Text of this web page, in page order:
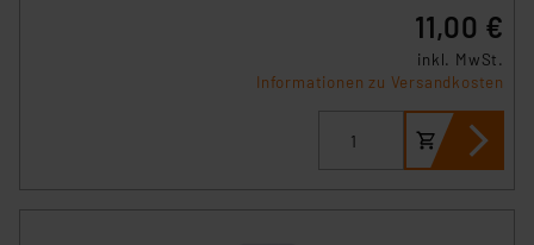
11,00 €
inkl. MwSt.
Informationen zu Versandkosten